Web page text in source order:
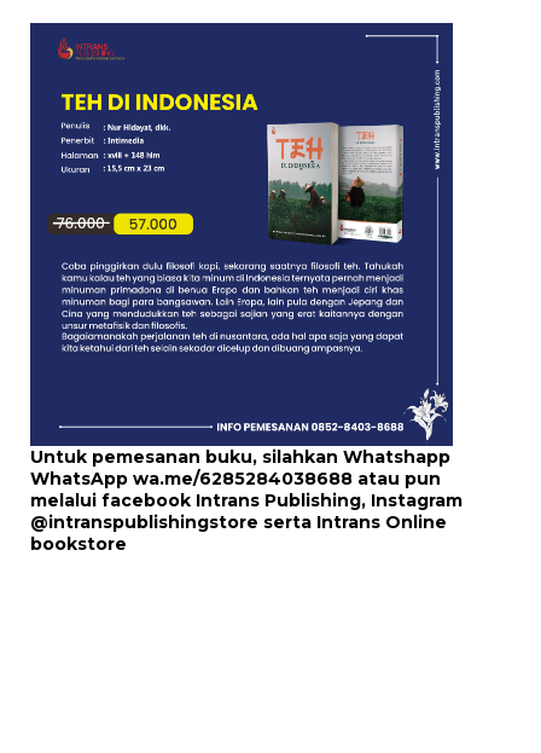
Untuk pemesanan buku, silahkan Whatshapp
WhatsApp wa.me/6285284038688 atau pun
melalui facebook Intrans Publishing, Instagram
@intranspublishingstore serta Intrans Online
bookstore